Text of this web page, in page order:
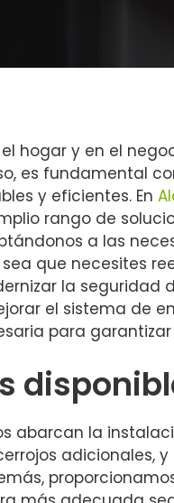
hogar y en el
es fundamental
y eficientes. En
rango de
a las
que necesites
la seguridad
el sistema de
para
abarcan la
adicionales,